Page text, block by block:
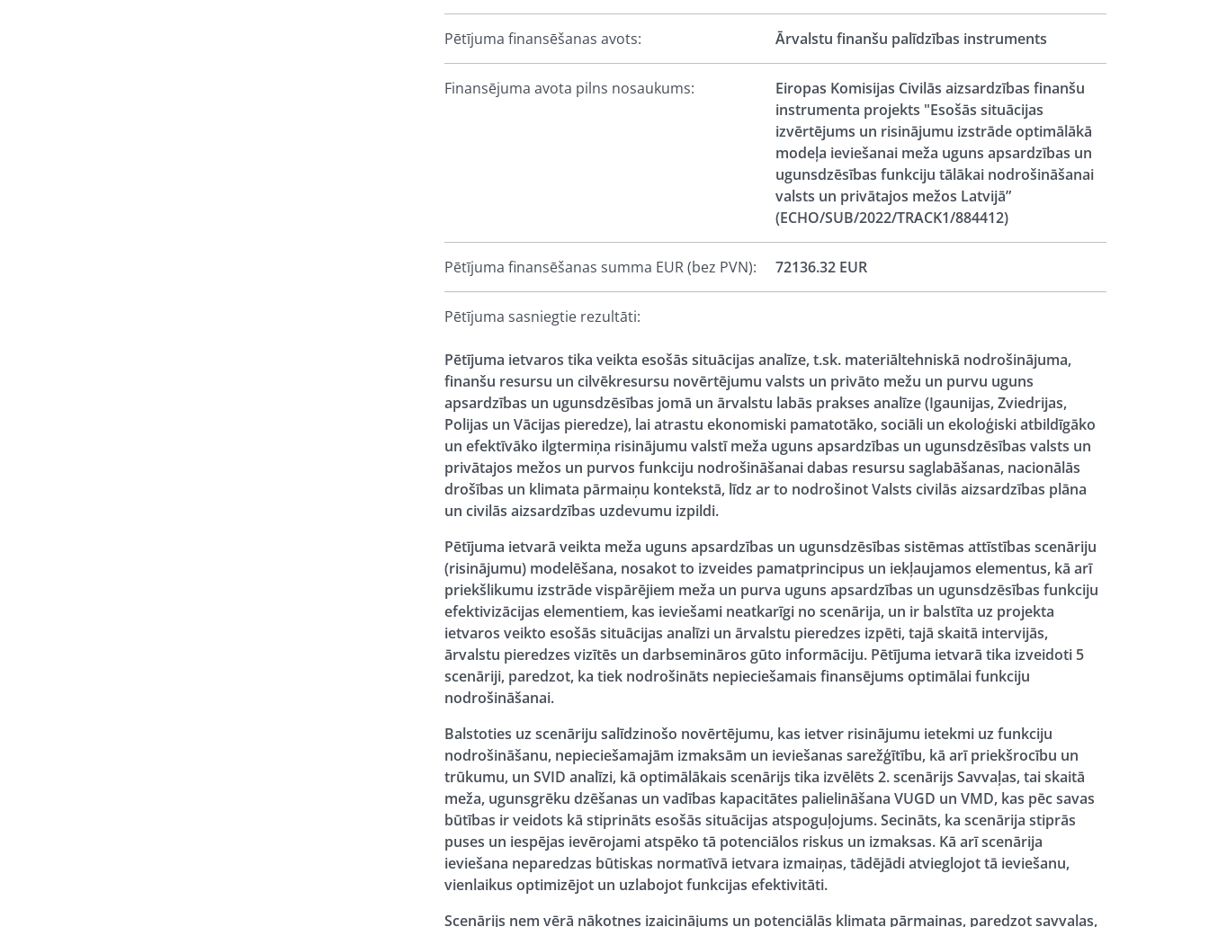
Pētījuma finansēšanas avots: Ārvalstu finanšu palīdzības instruments
Finansējuma avota pilns nosaukums:
Eiropas Komisijas Civilās aizsardzības finanšu
instrumenta projekts "Esošās situācijas
izvērtējums un risinājumu izstrāde optimālākā
modeļa ieviešanai meža uguns apsardzības un
ugunsdzēsības funkciju tālākai nodrošināšanai
valsts un privātajos mežos Latvijā”
(ECHO/SUB/2022/TRACK1/884412)
Pētījuma finansēšanas summa EUR (bez PVN): 72136.32 EUR
Pētījuma sasniegtie rezultāti:
Pētījuma ietvaros tika veikta esošās situācijas analīze, t.sk. materiāltehniskā nodrošinājuma,
finanšu resursu un cilvēkresursu novērtējumu valsts un privāto mežu un purvu uguns
apsardzības un ugunsdzēsības jomā un ārvalstu labās prakses analīze (Igaunijas, Zviedrijas,
Polijas un Vācijas pieredze), lai atrastu ekonomiski pamatotāko, sociāli un ekoloģiski atbildīgāko
un efektīvāko ilgtermiņa risinājumu valstī meža uguns apsardzības un ugunsdzēsības valsts un
privātajos mežos un purvos funkciju nodrošināšanai dabas resursu saglabāšanas, nacionālās
drošības un klimata pārmaiņu kontekstā, līdz ar to nodrošinot Valsts civilās aizsardzības plāna
un civilās aizsardzības uzdevumu izpildi.
Pētījuma ietvarā veikta meža uguns apsardzības un ugunsdzēsības sistēmas attīstības scenāriju
(risinājumu) modelēšana, nosakot to izveides pamatprincipus un iekļaujamos elementus, kā arī
priekšlikumu izstrāde vispārējiem meža un purva uguns apsardzības un ugunsdzēsības funkciju
efektivizācijas elementiem, kas ieviešami neatkarīgi no scenārija, un ir balstīta uz projekta
ietvaros veikto esošās situācijas analīzi un ārvalstu pieredzes izpēti, tajā skaitā intervijās,
ārvalstu pieredzes vizītēs un darbsemināros gūto informāciju. Pētījuma ietvarā tika izveidoti 5
scenāriji, paredzot, ka tiek nodrošināts nepieciešamais finansējums optimālai funkciju
nodrošināšanai.
Balstoties uz scenāriju salīdzinošo novērtējumu, kas ietver risinājumu ietekmi uz funkciju
nodrošināšanu, nepieciešamajām izmaksām un ieviešanas sarežģītību, kā arī priekšrocību un
trūkumu, un SVID analīzi, kā optimālākais scenārijs tika izvēlēts 2. scenārijs Savvaļas, tai skaitā
meža, ugunsgrēku dzēšanas un vadības kapacitātes palielināšana VUGD un VMD, kas pēc savas
būtības ir veidots kā stiprināts esošās situācijas atspoguļojums. Secināts, ka scenārija stiprās
puses un iespējas ievērojami atspēko tā potenciālos riskus un izmaksas. Kā arī scenārija
ieviešana neparedzas būtiskas normatīvā ietvara izmaiņas, tādējādi atvieglojot tā ieviešanu,
vienlaikus optimizējot un uzlabojot funkcijas efektivitāti.
Scenārijs ņem vērā nākotnes izaicinājums un potenciālās klimata pārmaiņas, paredzot savvaļas,